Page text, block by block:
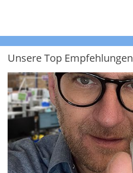
Unsere Top Empfehlungen